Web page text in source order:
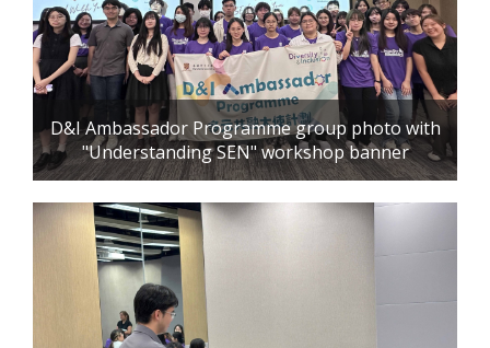
D&I Ambassador Programme group photo with
"Understanding SEN" workshop banner